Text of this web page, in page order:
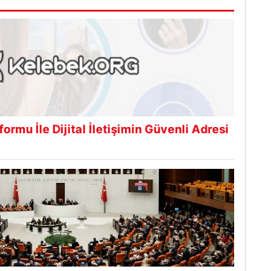
İle Dijital İletişimin Güvenli Adresi